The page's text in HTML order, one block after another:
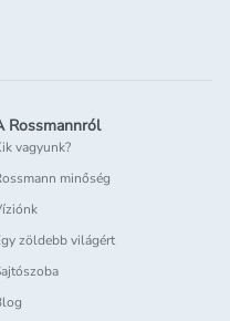
Rossmannról
vagyunk?
minőség
zöldebb világért